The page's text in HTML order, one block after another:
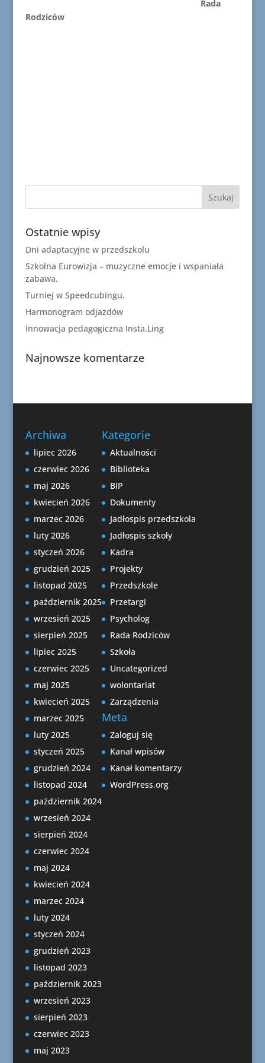
Rada
Rodziców
Ostatnie wpisy
Dni adaptacyjne w przedszkolu
Szkolna Eurowizja – muzyczne emocje i wspaniała
zabawa.
Turniej w Speedcubingu.
Harmonogram odjazdów
Innowacja pedagogiczna Insta.Ling
Najnowsze komentarze
Archiwa
lipiec 2026
czerwiec 2026
maj 2026
kwiecień 2026
marzec 2026
luty 2026
styczeń 2026
grudzień 2025
listopad 2025
październik 2025
wrzesień 2025
sierpień 2025
lipiec 2025
czerwiec 2025
maj 2025
kwiecień 2025
marzec 2025
luty 2025
styczeń 2025
grudzień 2024
listopad 2024
październik 2024
wrzesień 2024
sierpień 2024
czerwiec 2024
maj 2024
kwiecień 2024
marzec 2024
luty 2024
styczeń 2024
grudzień 2023
listopad 2023
październik 2023
wrzesień 2023
sierpień 2023
czerwiec 2023
maj 2023
Kategorie
Aktualności
Biblioteka
BIP
Dokumenty
Jadłospis przedszkola
Jadłospis szkoły
Kadra
Projekty
Przedszkole
Przetargi
Psycholog
Rada Rodziców
Szkoła
Uncategorized
wolontariat
Zarządzenia
Meta
Zaloguj się
Kanał wpisów
Kanał komentarzy
WordPress.org